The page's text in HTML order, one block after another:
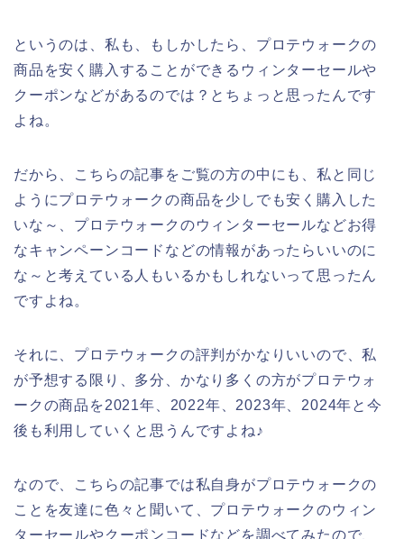
というのは、私も、もしかしたら、プロテウォークの
商品を安く購入することができるウィンターセールや
クーポンなどがあるのでは？とちょっと思ったんです
よね。
だから、こちらの記事をご覧の方の中にも、私と同じ
ようにプロテウォークの商品を少しでも安く購入した
いな～、プロテウォークのウィンターセールなどお得
なキャンペーンコードなどの情報があったらいいのに
な～と考えている人もいるかもしれないって思ったん
ですよね。
それに、プロテウォークの評判がかなりいいので、私
が予想する限り、多分、かなり多くの方がプロテウォ
ークの商品を2021年、2022年、2023年、2024年と今
後も利用していくと思うんですよね♪
なので、こちらの記事では私自身がプロテウォークの
ことを友達に色々と聞いて、プロテウォークのウィン
ターセールやクーポンコードなどを調べてみたので、